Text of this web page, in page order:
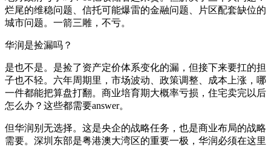
烂尾的维稳问题、信托可能爆雷的金融问题、片区配套缺位的
城市问题。一箭三雕，不亏。
华润是捡漏吗？
是也不是。是捡了资产定价体系变化的漏，但接下来要扛的担
子也不轻。六年周期里，市场波动、政策调整、成本上涨，哪
一件都能把算盘打翻。商业培育期大概率亏损，住宅卖完以后
怎么办？这些都需要answer。
但华润别无选择。这是央企的战略任务，也是商业布局的战略
需要。深圳东部是粤港澳大湾区的重要一极，华润必须在这里